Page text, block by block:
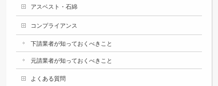
アスベスト・石綿
コンプライアンス
下請業者が知っておくべきこと
元請業者が知っておくべきこと
よくある質問